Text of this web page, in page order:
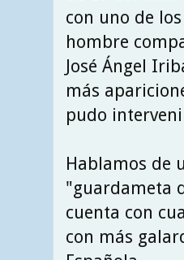
con uno de
hombre
José Ángel
más
pudo
Hablamos de
"guardameta
cuenta con
con más